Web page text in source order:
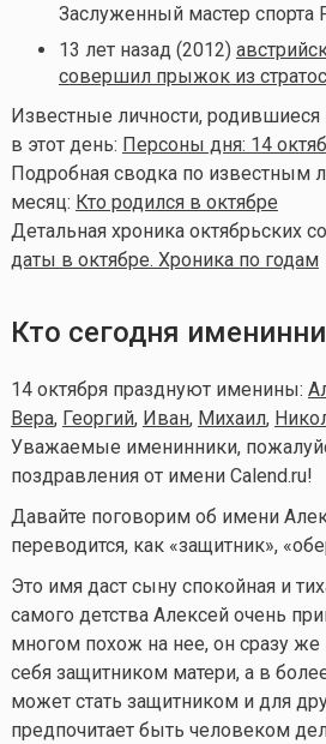
Заслуженный мастер спорта
13 лет назад (2012)
совершил прыжок из
Известные личности,
в этот день: Персоны дня: 14
Подробная сводка по известным
месяц: Кто родился в октябре
Детальная хроника октябрьских
даты в октябре. Хроника по годам
Кто сегодня
14 октября празднуют именины:
Вера, Георгий, Иван, Михаил,
Уважаемые именинники,
поздравления от имени Calend.ru!
Давайте поговорим об имени
переводится, как «защитник»,
Это имя даст сыну спокойная и
самого детства Алексей очень
многом похож на нее, он сразу же
себя защитником матери, а в
может стать защитником и для
предпочитает быть человеком